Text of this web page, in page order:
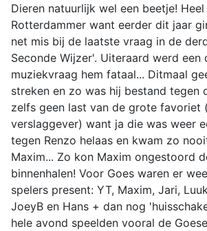
Dieren natuurlijk wel een beetje!
Rotterdammer want eerder dit jaar
net mis bij de laatste vraag in de
Seconde Wijzer'. Uiteraard werd een
muziekvraag hem fataal... Ditmaal
streken en zo was hij bestand tegen
zelfs geen last van de grote favoriet
verslaggever) want ja die was weer
tegen Renzo helaas en kwam zo
Maxim... Zo kon Maxim ongestoord
binnenhalen! Voor Goes waren er
spelers present: YT, Maxim, Jari,
JoeyB en Hans + dan nog
hele avond speelden vooral de